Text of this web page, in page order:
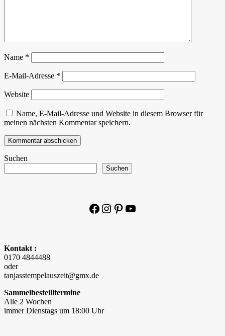
Name *
E-Mail-Adresse *
Website
Name, E-Mail-Adresse und Website in diesem Browser für
meinen nächsten Kommentar speichern.
Suchen
Suchen
Facebook
Instagram
Pinterest
YouTube
Kontakt :
0170 4844488
oder
tanjasstempelauszeit@gmx.de
Sammelbestellltermine
Alle 2 Wochen
immer Dienstags um 18:00 Uhr